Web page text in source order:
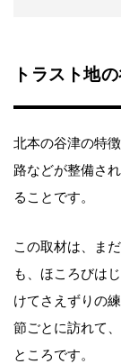
トラスト地
北本の谷津の特
路などが整備さ
ることです。
この取材は、ま
も、ほころびは
けてさえずりの
節ごとに訪れて
ところです。